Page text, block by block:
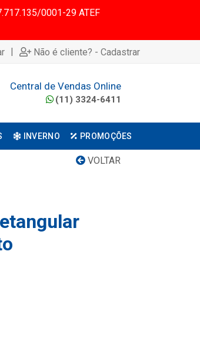
0001-29 ATEF
| Não é cliente? - Cadastrar
Central de Vendas Online
(11) 3324-6411
INVERNO PROMOÇÕES
VOLTAR